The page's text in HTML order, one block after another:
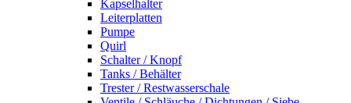
Kapselhalter
Leiterplatten
Pumpe
Quirl
Schalter / Knopf
Tanks / Behälter
Trester / Restwasserschale